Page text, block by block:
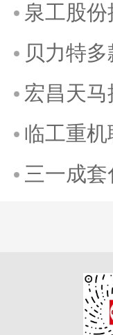
泉工股
贝力特
宏昌天
临工重
三一成